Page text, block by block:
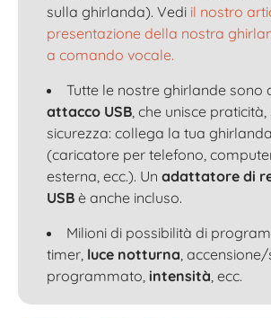
sulla ghirlanda). Vedi il nostro
presentazione della nostra
a comando vocale.
Tutte le nostre ghirlande sono
attacco USB, che unisce
sicurezza: collega la tua
(caricatore per telefono,
esterna, ecc.). Un adattatore di
USB è anche incluso.
Milioni di possibilità di
timer, luce notturna,
programmato, intensità, ecc.